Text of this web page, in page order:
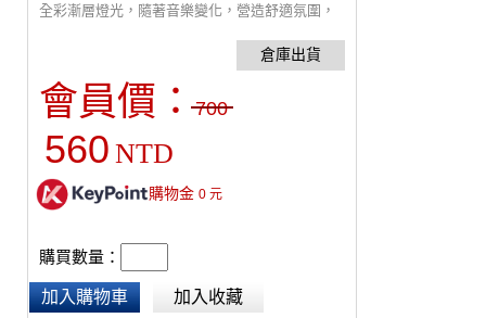
全彩漸層燈光，隨著音樂變化，營造舒適氛圍，
雙喇叭串聯，成為立體音響，效果加倍。採USB
充電， 內置鋰電池可使用2-4小時。尺寸：
98*98*138mm。搭配混響麥克風可成為K歌音
會員價：700
560 NTD
購物金 0元
購買數量：
加入購物車 加入收藏